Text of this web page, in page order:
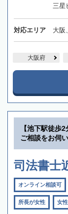
三星
対応エリア 大阪
大阪府
【池下駅徒歩
ご相談をお伺
司法書士
オンライン相談可
所長が女性 女